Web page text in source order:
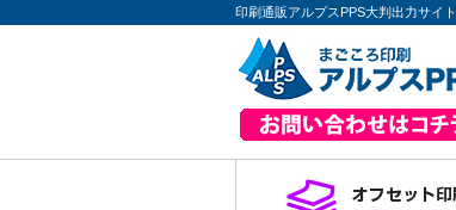
印刷通販アルプスPPS大判出力サイト